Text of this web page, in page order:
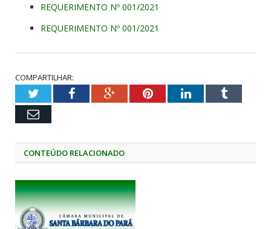
REQUERIMENTO Nº 001/2021
REQUERIMENTO Nº 001/2021
COMPARTILHAR:
TwitterFacebookGoogle+PinterestLinkedInTumblr
Email
CONTEÚDO RELACIONADO